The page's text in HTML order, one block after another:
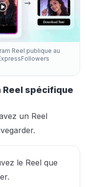
Reel publique au
Reel spécifique
un Reel
le Reel que